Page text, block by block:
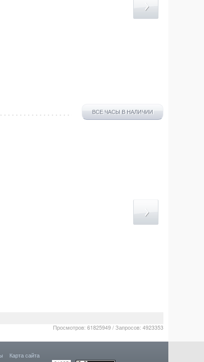
ВСЕ ЧАСЫ В НАЛИЧИИ
Просмотров: 61825949 / Запросов: 4923353
Карта сайта